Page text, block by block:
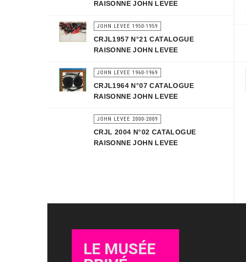
RAISONNE JOHN LEVEE
JOHN LEVEE 1950-1959
CRJL1957 N°21 CATALOGUE
RAISONNE JOHN LEVEE
JOHN LEVEE 1960-1969
CRJL1964 N°07 CATALOGUE
RAISONNE JOHN LEVEE
JOHN LEVEE 2000-2009
CRJL 2004 N°02 CATALOGUE
RAISONNE JOHN LEVEE
LE MUSÉE